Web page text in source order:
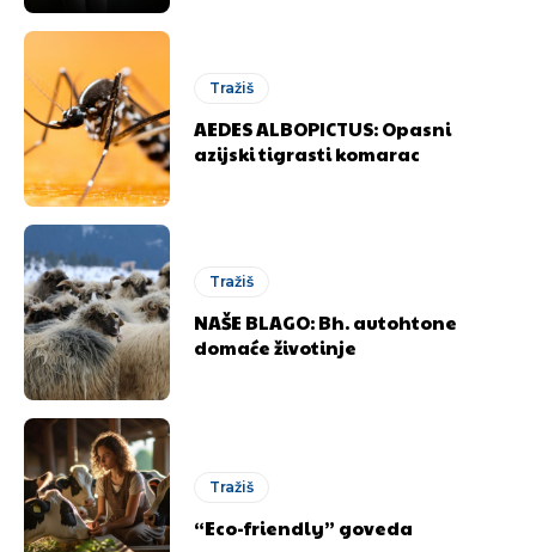
Pusti priču da živi!
Ovim putem želimo da vam se zahvalimo što ste
odlučili da pustite Vašu priču da živi, Redakcija
Objavi.ba
[wpuf_form id=”7463”]
Pusti priču da živi!
Ovim putem želimo da vam se zahvalimo što ste
odlučili da pustite Vašu priču da živi, Redakcija
Objavi.ba
[wpuf_form id=”7463”]
Tražiš
AEDES ALBOPICTUS: Opasni
azijski tigrasti komarac
Tražiš
NAŠE BLAGO: Bh. autohtone
domaće životinje
Tražiš
“Eco-friendly” goveda